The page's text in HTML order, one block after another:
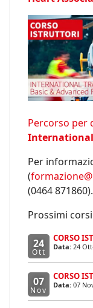
Percorso per
International
Per
(
(0464 871860).
Prossimi
24
Ott
CORSO
Data: 24
07
Nov
CORSO
Data: 07